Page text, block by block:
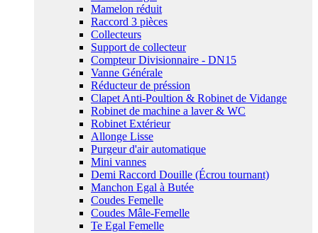
Mamelon réduit
Raccord 3 pièces
Collecteurs
Support de collecteur
Compteur Divisionnaire - DN15
Vanne Générale
Réducteur de préssion
Clapet Anti-Poultion & Robinet de Vidange
Robinet de machine a laver & WC
Robinet Extérieur
Allonge Lisse
Purgeur d'air automatique
Mini vannes
Demi Raccord Douille (Écrou tournant)
Manchon Egal à Butée
Coudes Femelle
Coudes Mâle-Femelle
Te Egal Femelle